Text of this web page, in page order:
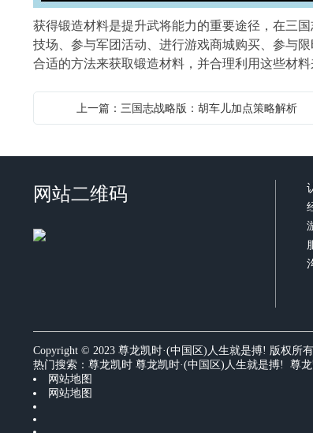
获得锻造材料是提升武将能力的重要途径，在三
技场、参与军团活动、进行游戏商城购买、
合适的方法来获取锻造材料，并合理利用这些材
上一篇：三国志战略版：胡车儿加点策略解析
网站二维码
Copyright © 2023 尊龙凯时·(中国区)人生就是搏! 版权所有
热门搜索： 尊龙凯时 尊龙凯时·(中国区)人生就是搏! 尊
网站地图
网站地图